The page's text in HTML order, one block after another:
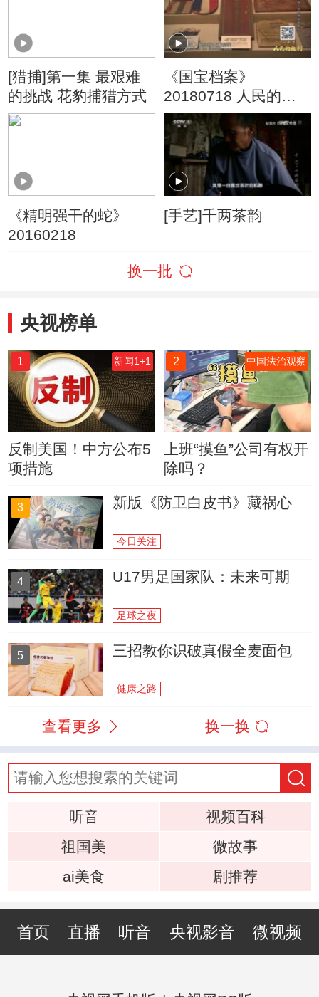
[猎捕]第一集 最艰难
的挑战 花豹捕猎方式
《国宝档案》
20180718 人民的胜
利·决战淮海——百姓
争相去参军
《精明强干的蛇》
20160218
[手艺]千两茶韵
换一批
央视榜单
1 新闻1+1
反制美国！中方公布5
项措施
2 中国法治观察
上班“摸鱼”公司有权开
除吗？
3 新版《防卫白皮书》藏祸心
今日关注
4 U17男足国家队：未来可期
足球之夜
5 三招教你识破真假全麦面包
健康之路
查看更多 换一换
听音
视频百科
祖国美
微故事
ai美食
剧推荐
首页 直播 听音 央视影音 微视频